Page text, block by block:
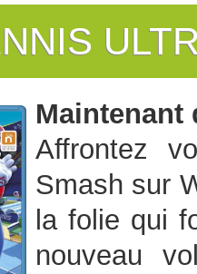
Maintenant
Affrontez
Smash sur
la folie qui
nouveau